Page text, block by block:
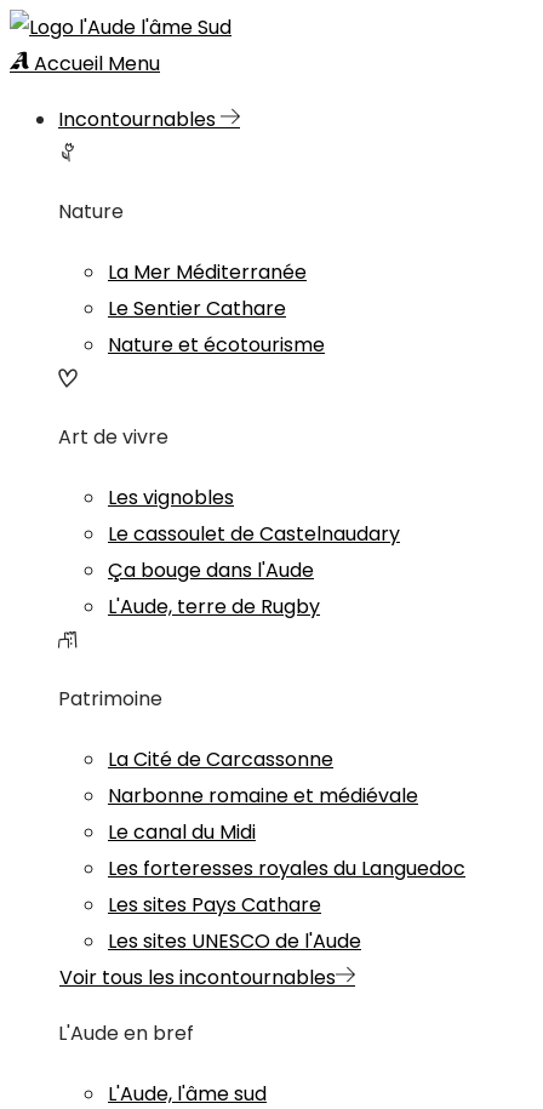
Accueil Menu
Incontournables
Nature
La Mer Méditerranée
Le Sentier Cathare
Nature et écotourisme
Art de vivre
Les vignobles
Le cassoulet de Castelnaudary
Ça bouge dans l'Aude
L'Aude, terre de Rugby
Patrimoine
La Cité de Carcassonne
Narbonne romaine et médiévale
Le canal du Midi
Les forteresses royales du Languedoc
Les sites Pays Cathare
Les sites UNESCO de l'Aude
Voir tous les incontournables
L'Aude en bref
L'Aude, l'âme sud